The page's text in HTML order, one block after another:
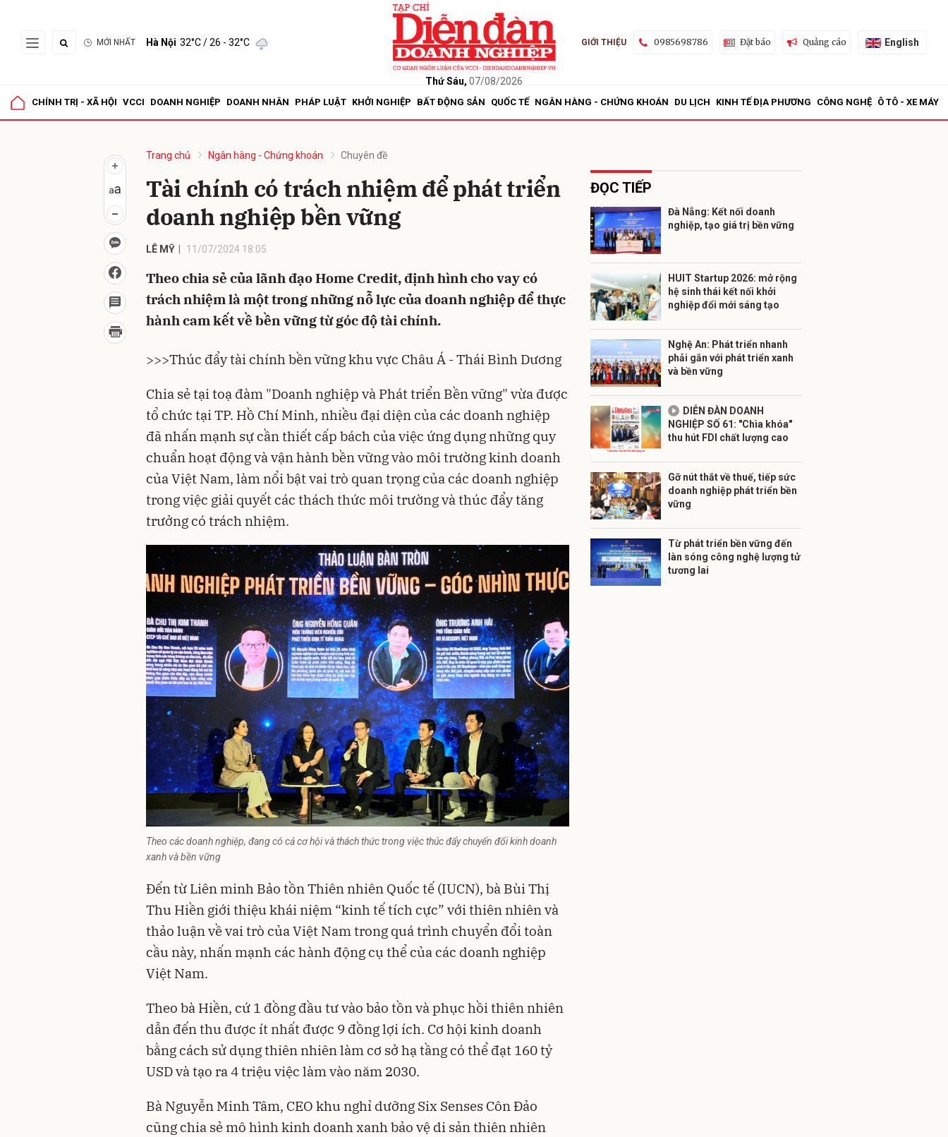
MỚI NHẤT Hà Nội 32°C/ 26 - 32°C
Thứ Sáu, 07/08/2026
GIỚI THIỆU 0985698786 Đặt báo Quảng cáo English
CHÍNH TRỊ - XÃ HỘI VCCI DOANH NGHIỆP DOANH NHÂN PHÁP LUẬT KHỞI NGHIỆP BẤT ĐỘNG SẢN QUỐC TẾ NGÂN HÀNG - CHỨNG KHOÁN DU LỊCH KINH TẾ ĐỊA PHƯƠNG CÔNG NGHỆ Ô TÔ - XE MÁY
Trang chủ Ngân hàng - Chứng khoán Chuyên đề
Tài chính có trách nhiệm để phát triển
doanh nghiệp bền vững
LÊ MỸ 11/07/2024 18:05
Theo chia sẻ của lãnh đạo Home Credit, định hình cho vay có
trách nhiệm là một trong những nỗ lực của doanh nghiệp để thực
hành cam kết về bền vững từ góc độ tài chính.
>>>Thúc đẩy tài chính bền vững khu vực Châu Á - Thái Bình Dương
Chia sẻ tại toạ đàm "Doanh nghiệp và Phát triển Bền vững" vừa được
tổ chức tại TP. Hồ Chí Minh, nhiều đại diện của các doanh nghiệp
đã nhấn mạnh sự cần thiết cấp bách của việc ứng dụng những quy
chuẩn hoạt động và vận hành bền vững vào môi trường kinh doanh
của Việt Nam, làm nổi bật vai trò quan trọng của các doanh nghiệp
trong việc giải quyết các thách thức môi trường và thúc đẩy tăng
trưởng có trách nhiệm.
Theo các doanh nghiệp, đang có cả cơ hội và thách thức trong việc thúc đẩy chuyển đổi kinh doanh
xanh và bền vững
Đến từ Liên minh Bảo tồn Thiên nhiên Quốc tế (IUCN), bà Bùi Thị
Thu Hiền giới thiệu khái niệm “kinh tế tích cực” với thiên nhiên và
thảo luận về vai trò của Việt Nam trong quá trình chuyển đổi toàn
cầu này, nhấn mạnh các hành động cụ thể của các doanh nghiệp
Việt Nam.
Theo bà Hiền, cứ 1 đồng đầu tư vào bảo tồn và phục hồi thiên nhiên
dẫn đến thu được ít nhất được 9 đồng lợi ích. Cơ hội kinh doanh
bằng cách sử dụng thiên nhiên làm cơ sở hạ tầng có thể đạt 160 tỷ
USD và tạo ra 4 triệu việc làm vào năm 2030.
Bà Nguyễn Minh Tâm, CEO khu nghỉ dưỡng Six Senses Côn Đảo
cũng chia sẻ mô hình kinh doanh xanh bảo vệ di sản thiên nhiên
ĐỌC TIẾP
Đà Nẵng: Kết nối doanh
nghiệp, tạo giá trị bền vững
HUIT Startup 2026: mở rộng
hệ sinh thái kết nối khởi
nghiệp đổi mới sáng tạo
Nghệ An: Phát triển nhanh
phải gắn với phát triển xanh
và bền vững
DIỄN ĐÀN DOANH
NGHIỆP SỐ 61: "Chìa khóa"
thu hút FDI chất lượng cao
Gỡ nút thắt về thuế, tiếp sức
doanh nghiệp phát triển bền
vững
Từ phát triển bền vững đến
làn sóng công nghệ lượng tử
tương lai
Gửi